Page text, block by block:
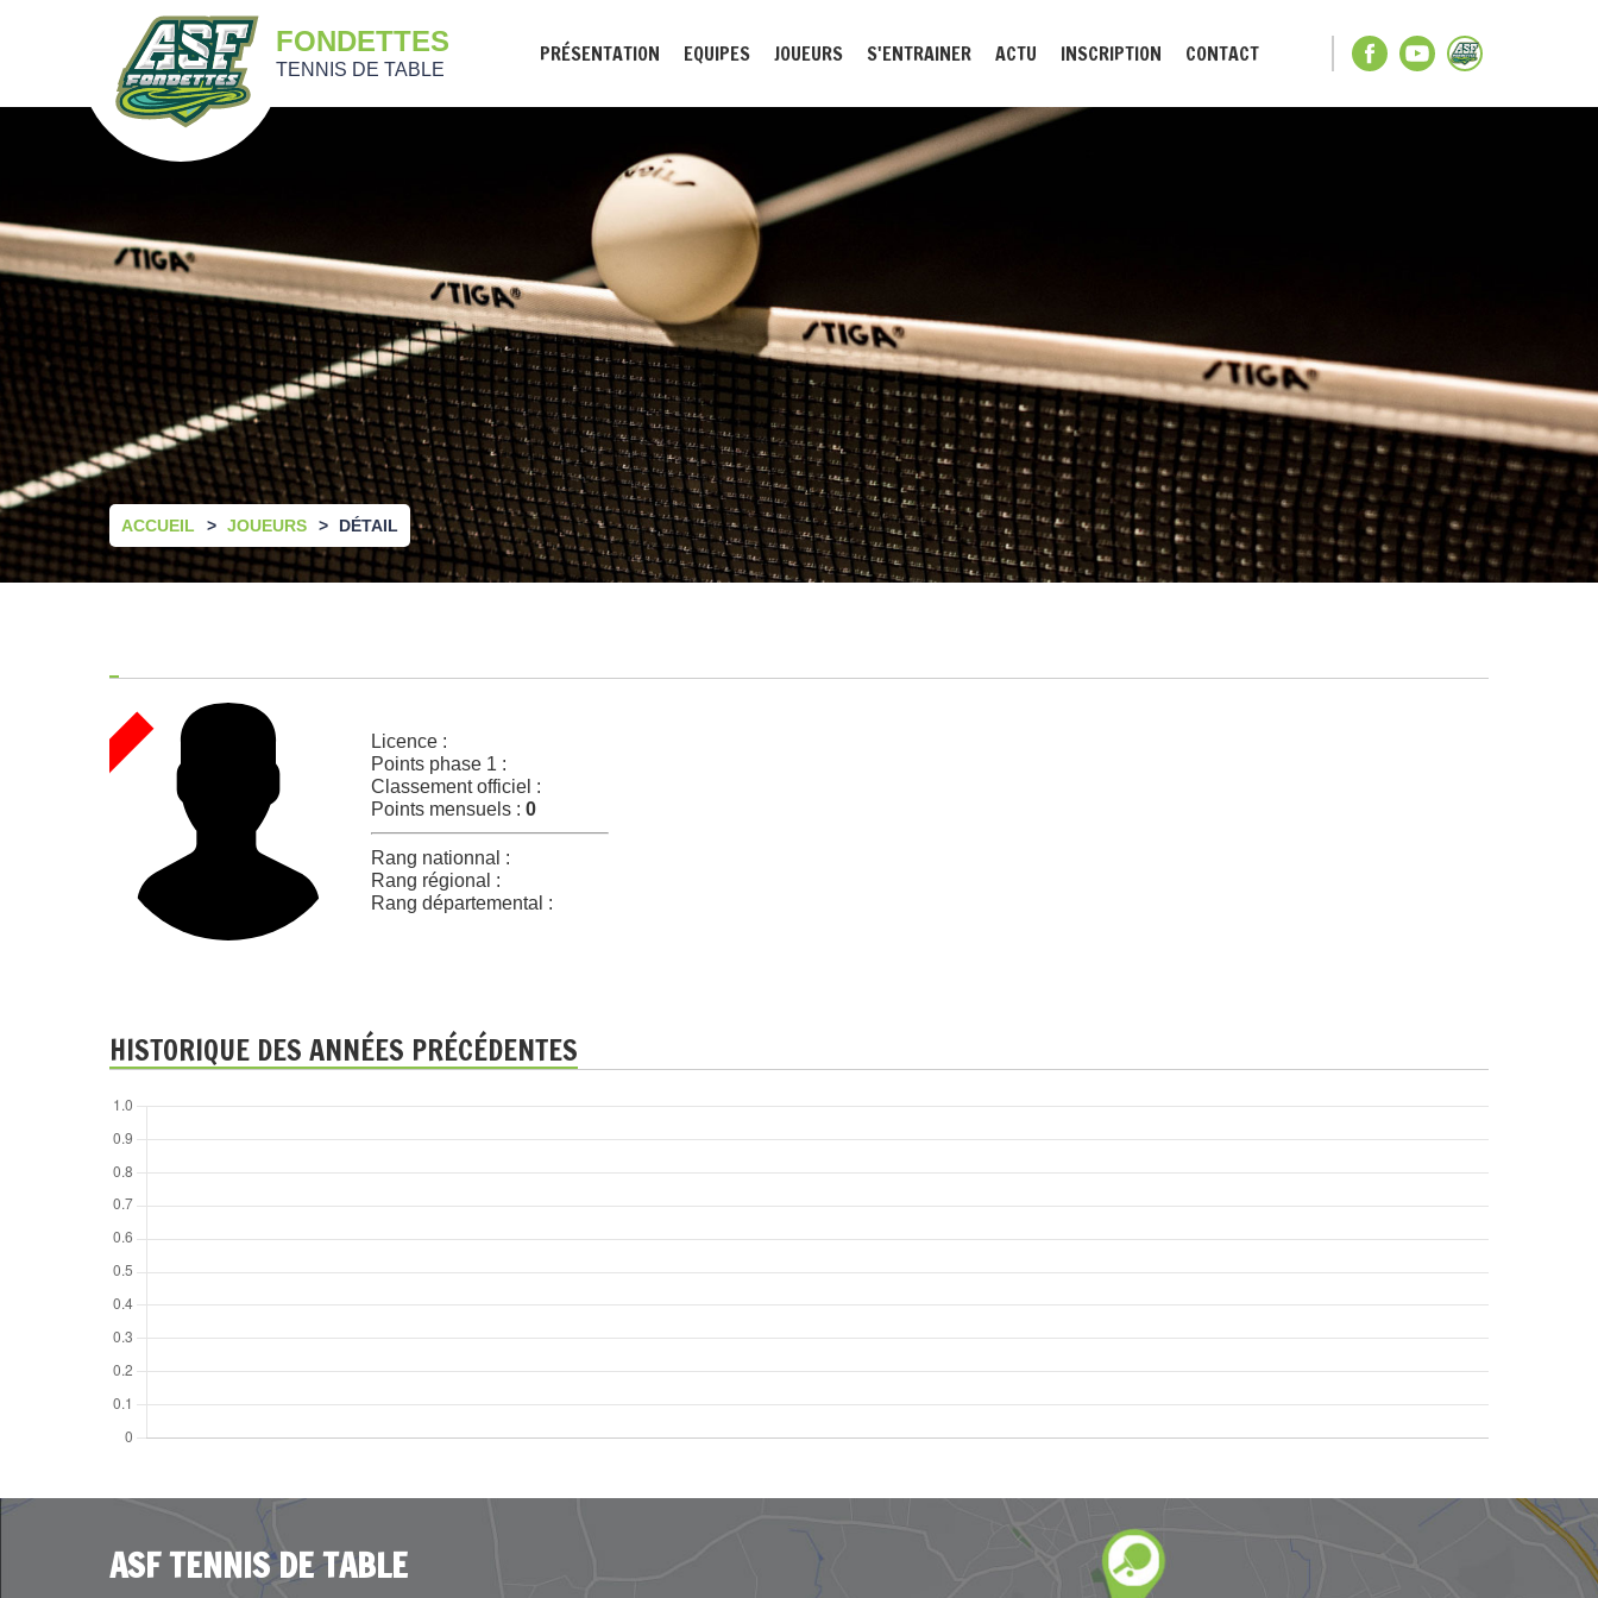
FONDETTES
TENNIS DE TABLE
PRÉSENTATION EQUIPES JOUEURS S'ENTRAINER ACTU INSCRIPTION CONTACT
ACCUEIL JOUEURS DÉTAIL
Licence :
Points phase 1 :
Classement officiel :
Points mensuels : 0
Rang nationnal :
Rang régional :
Rang départemental :
HISTORIQUE DES ANNÉES PRÉCÉDENTES
ASF TENNIS DE TABLE